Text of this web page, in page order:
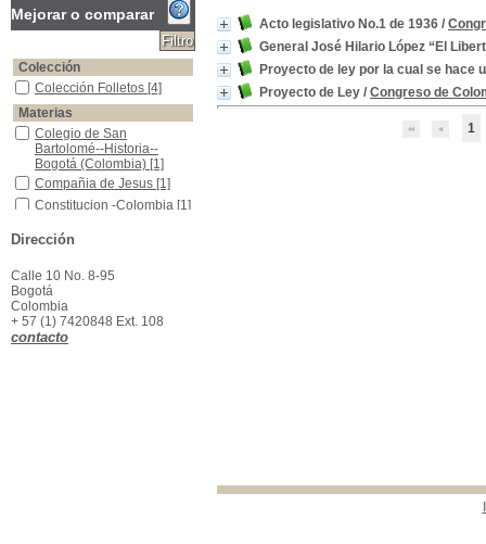
Acto legislativo No.1 de 1936 /
General José Hilario López “El
Proyecto de ley por la cual se hace
Proyecto de Ley / Congreso de
1
Mejorar o comparar
Colección
Colección Folletos
Colección Folletos [4]
Materias
Colegio de San Bartolomé--Historia--Bogotá (Colombia)
Colegio de San
Bartolomé--Historia--
Bogotá (Colombia) [1]
Compañia de Jesus
Compañia de Jesus [1]
Constitucion -Colombia
Constitucion -Colombia [1]
Colombia
Indígenas--Legislación,1905
Indígenas--
Legislación,1905
Indígenas--Relaciones con los gobiernos
Indígenas--Relaciones
con los gobiernos
Dirección
Calle 10 No. 8-95
Bogotá
Colombia
+ 57 (1) 7420848 Ext. 108
contacto